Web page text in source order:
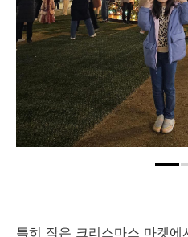
특히 작은 크리스마스 마켓